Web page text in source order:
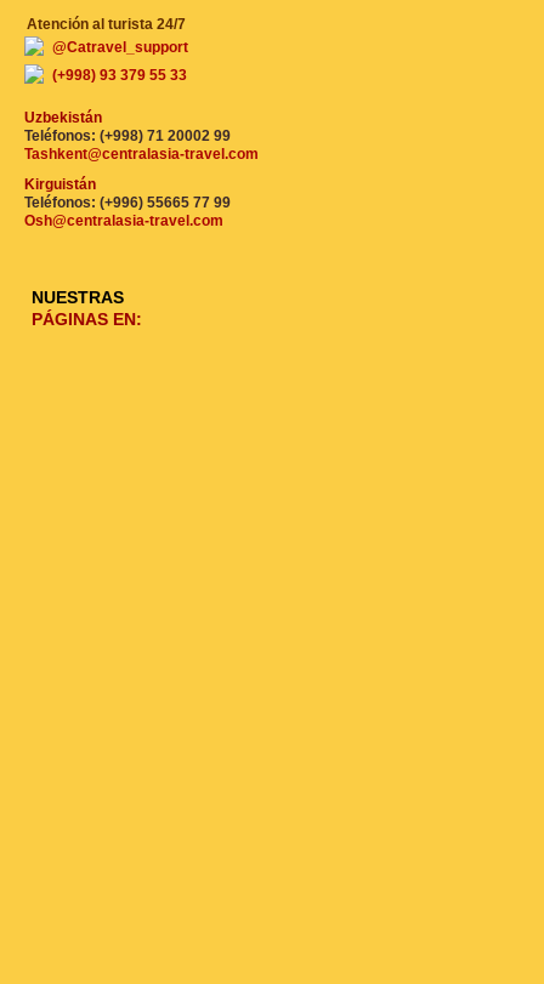
Atención al turista 24/7
@Catravel_support
(+998) 93 379 55 33
Uzbekistán
Teléfonos: (+998) 71 20002 99
Tashkent@centralasia-travel.com
Kirguistán
Teléfonos: (+996) 55665 77 99
Osh@centralasia-travel.com
NUESTRAS
PÁGINAS EN: